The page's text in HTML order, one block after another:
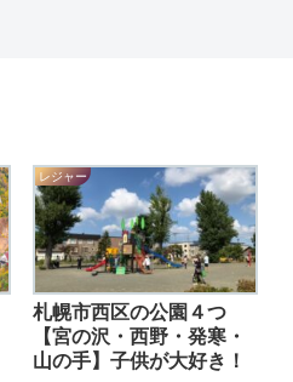
レジャー
札幌市西区の公園４つ
【宮の沢・西野・発寒・
山の手】子供が大好き！